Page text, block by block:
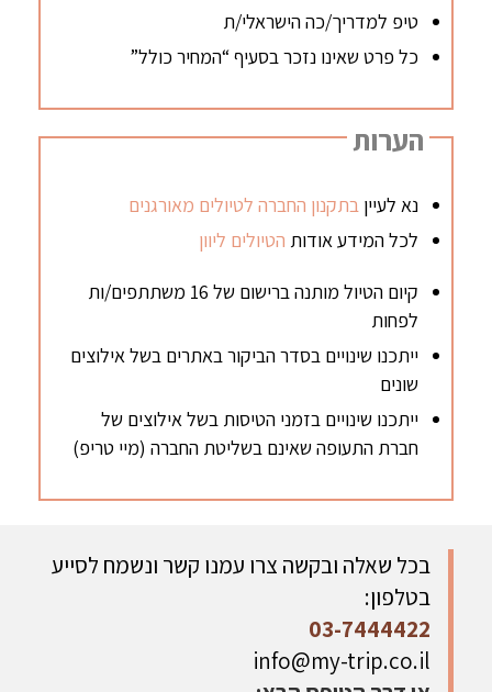
טיפ למדריך/כה הישראלי/ת
כל פרט שאינו נזכר בסעיף “המחיר כולל”
הערות
נא לעייןבתקנון החברה לטיולים מאורגנים
לכל המידע אודות הטיולים ליוון
קיום הטיול מותנה ברישום של 16 משתתפים/ות
לפחות
ייתכנו שינויים בסדר הביקור באתרים בשל אילוצים
שונים
ייתכנו שינויים בזמני הטיסות בשל אילוצים של
חברת התעופה שאינם בשליטת החברה (מיי טריפ)
בכל שאלה ובקשה צרו עמנו קשר ונשמח לסייע
בטלפון:
03-7444422
info@my-trip.co.il